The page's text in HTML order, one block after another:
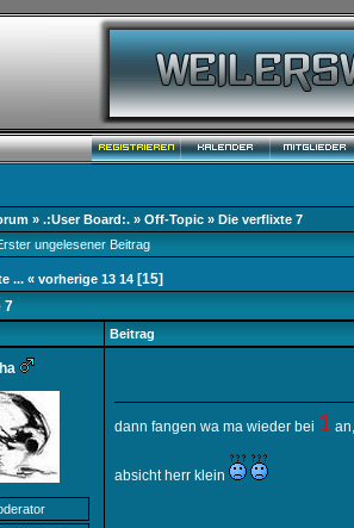
» .:User Board:. » Off-Topic » Die verflixte 7
ungelesener Beitrag
... « vorherige 13 14 [15]
7
Beitrag
dann fangen wa ma wieder bei 1 an,
absicht herr klein